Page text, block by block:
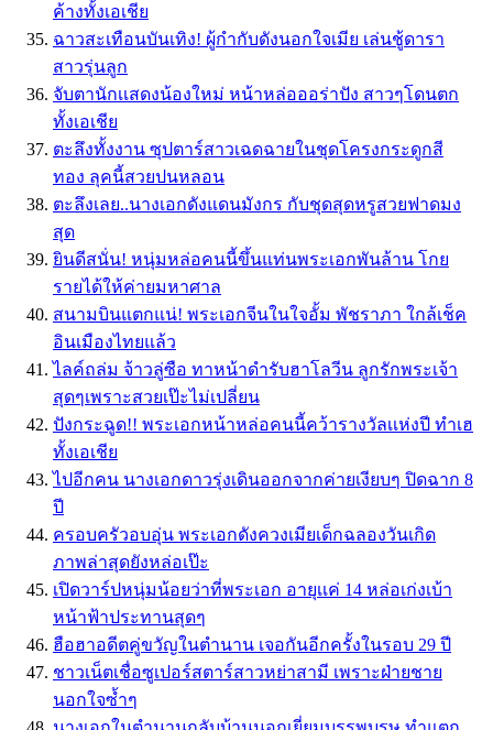
ค้างทั้งเอเชีย
ฉาวสะเทือนบันเทิง! ผู้กำกับดังนอกใจเมีย เล่นชู้ดารา
สาวรุ่นลูก
จับตานักเเสดงน้องใหม่ หน้าหล่อออร่าปัง สาวๆโดนตก
ทั้งเอเชีย
ตะลึงทั้งงาน ซุปตาร์สาวเฉดฉายในชุดโครงกระดูกสี
ทอง ลุคนี้สวยปนหลอน
ตะลึงเลย..นางเอกดังแดนมังกร กับชุดสุดหรูสวยฟาดมง
สุด
ยินดีสนั่น! หนุ่มหล่อคนนี้ขึ้นแท่นพระเอกพันล้าน โกย
รายได้ให้ค่ายมหาศาล
สนามบินแตกแน่! พระเอกจีนในใจอั้ม พัชราภา ใกล้เช็ค
อินเมืองไทยแล้ว
ไลค์ถล่ม จ้าวลู่ซือ ทาหน้าดำรับฮาโลวีน ลูกรักพระเจ้า
สุดๆเพราะสวยเป๊ะไม่เปลี่ยน
ปังกระฉูด!! พระเอกหน้าหล่อคนนี้คว้ารางวัลเเห่งปี ทำเฮ
ทั้งเอเชีย
ไปอีกคน นางเอกดาวรุ่งเดินออกจากค่ายเงียบๆ ปิดฉาก 8
ปี
ครอบครัวอบอุ่น พระเอกดังควงเมียเด็กฉลองวันเกิด
ภาพล่าสุดยังหล่อเป๊ะ
เปิดวาร์ปหนุ่มน้อยว่าที่พระเอก อายุเเค่ 14 หล่อเก่งเบ้า
หน้าฟ้าประทานสุดๆ
ฮือฮาอดีตคู่ขวัญในตำนาน เจอกันอีกครั้งในรอบ 29 ปี
ชาวเน็ตเชื่อซูเปอร์สตาร์สาวหย่าสามี เพราะฝ่ายชาย
นอกใจซ้ำๆ